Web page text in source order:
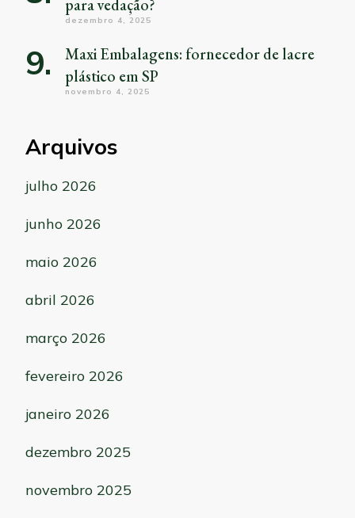
para vedação?
dezembro 4, 2025
Maxi Embalagens: fornecedor de lacre
plástico em SP
novembro 4, 2025
Arquivos
julho 2026
junho 2026
maio 2026
abril 2026
março 2026
fevereiro 2026
janeiro 2026
dezembro 2025
novembro 2025